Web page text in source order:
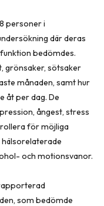
personer i
där deras
bedömdes.
grönsaker, sötsaker
månaden, samt hur
åt per dag. De
ångest, stress
för möjliga
och motionsvanor.
som bedömde